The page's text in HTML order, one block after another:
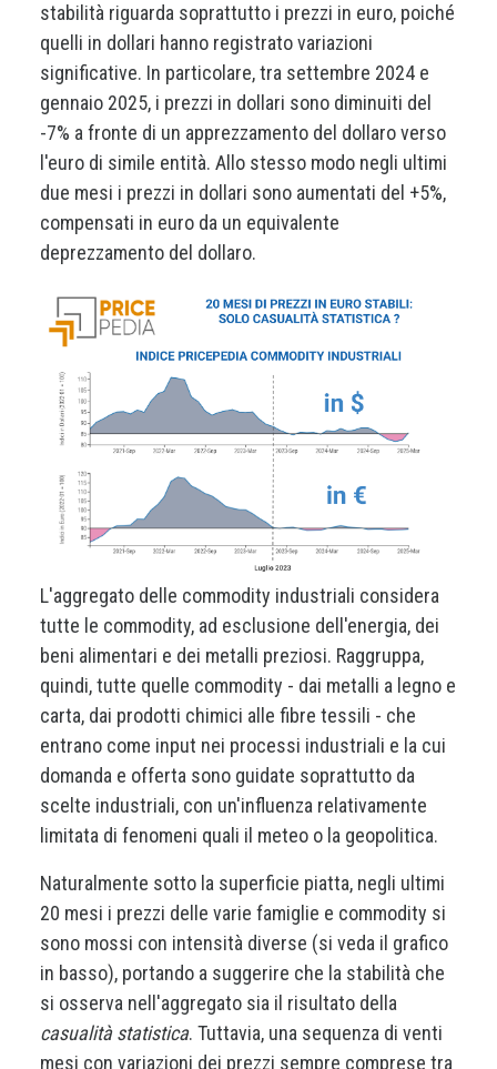
stabilità riguarda soprattutto i prezzi in euro, poiché
quelli in dollari hanno registrato variazioni
significative. In particolare, tra settembre 2024 e
gennaio 2025, i prezzi in dollari sono diminuiti del
-7% a fronte di un apprezzamento del dollaro verso
l'euro di simile entità. Allo stesso modo negli ultimi
due mesi i prezzi in dollari sono aumentati del +5%,
compensati in euro da un equivalente
deprezzamento del dollaro.
L'aggregato delle commodity industriali considera
tutte le commodity, ad esclusione dell'energia, dei
beni alimentari e dei metalli preziosi. Raggruppa,
quindi, tutte quelle commodity - dai metalli a legno e
carta, dai prodotti chimici alle fibre tessili - che
entrano come input nei processi industriali e la cui
domanda e offerta sono guidate soprattutto da
scelte industriali, con un'influenza relativamente
limitata di fenomeni quali il meteo o la geopolitica.
Naturalmente sotto la superficie piatta, negli ultimi
20 mesi i prezzi delle varie famiglie e commodity si
sono mossi con intensità diverse (si veda il grafico
in basso), portando a suggerire che la stabilità che
si osserva nell'aggregato sia il risultato della
casualità statistica. Tuttavia, una sequenza di venti
mesi con variazioni dei prezzi sempre comprese tra